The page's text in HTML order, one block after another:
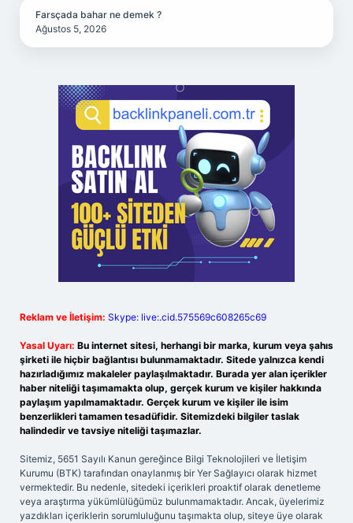
Farsçada bahar ne demek ?
Ağustos 5, 2026
Reklam ve İletişim: Skype: live:.cid.575569c608265c69
Yasal Uyarı: Bu internet sitesi, herhangi bir marka, kurum veya şahıs
şirketi ile hiçbir bağlantısı bulunmamaktadır. Sitede yalnızca kendi
hazırladığımız makaleler paylaşılmaktadır. Burada yer alan içerikler
haber niteliği taşımamakta olup, gerçek kurum ve kişiler hakkında
paylaşım yapılmamaktadır. Gerçek kurum ve kişiler ile isim
benzerlikleri tamamen tesadüfidir. Sitemizdeki bilgiler taslak
halindedir ve tavsiye niteliği taşımazlar.
Sitemiz, 5651 Sayılı Kanun gereğince Bilgi Teknolojileri ve İletişim
Kurumu (BTK) tarafından onaylanmış bir Yer Sağlayıcı olarak hizmet
vermektedir. Bu nedenle, sitedeki içerikleri proaktif olarak denetleme
veya araştırma yükümlülüğümüz bulunmamaktadır. Ancak, üyelerimiz
yazdıkları içeriklerin sorumluluğunu taşımakta olup, siteye üye olarak